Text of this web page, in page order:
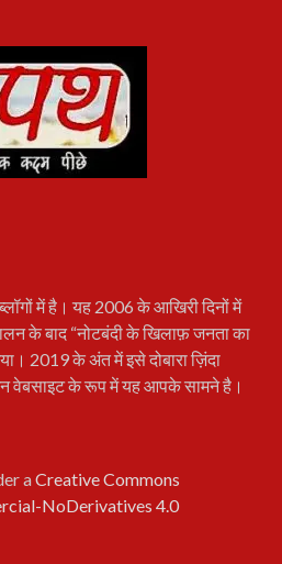
में है। यह 2006 के आखिरी दिनों में
के बाद “नोटबंदी के खिलाफ़ जनता का
2019 के अंत में इसे दोबारा ज़िंदा
वेबसाइट के रूप में यह आपके सामने है।
aCreative Commons
NoDerivatives 4.0